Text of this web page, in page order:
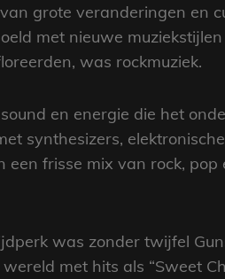
grote veranderingen en
met nieuwe
was rockmuziek.
en energie die het
synthesizers,
een frisse mix van rock,
was zonder twijfel
met hits als “Sweet